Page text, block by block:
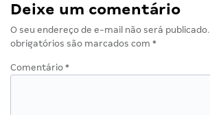
Deixe um comentário
O seu endereço de e-mail não será publicado.
obrigatórios são marcados com *
Comentário *